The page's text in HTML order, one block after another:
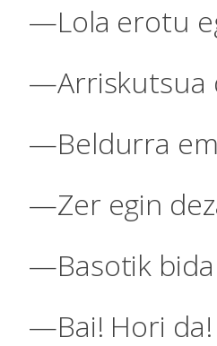
—Lola erotu
—Arriskutsua
—Beldurra
—Zer egin
—Basotik
—Bai! Hori da!